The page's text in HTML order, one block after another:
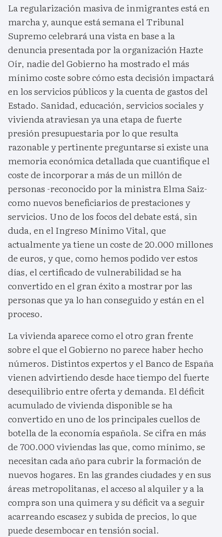
La regularización masiva de inmigrantes está en
marcha y, aunque está semana el Tribunal
Supremo celebrará una vista en base a la
denuncia presentada por la organización Hazte
Oír, nadie del Gobierno ha mostrado el más
mínimo coste sobre cómo esta decisión impactará
en los servicios públicos y la cuenta de gastos del
Estado. Sanidad, educación, servicios sociales y
vivienda atraviesan ya una etapa de fuerte
presión presupuestaria por lo que resulta
razonable y pertinente preguntarse si existe una
memoria económica detallada que cuantifique el
coste de incorporar a más de un millón de
personas -reconocido por la ministra Elma Saiz-
como nuevos beneficiarios de prestaciones y
servicios. Uno de los focos del debate está, sin
duda, en el Ingreso Mínimo Vital, que
actualmente ya tiene un coste de 20.000 millones
de euros, y que, como hemos podido ver estos
días, el certificado de vulnerabilidad se ha
convertido en el gran éxito a mostrar por las
personas que ya lo han conseguido y están en el
proceso.
La vivienda aparece como el otro gran frente
sobre el que el Gobierno no parece haber hecho
números. Distintos expertos y el Banco de España
vienen advirtiendo desde hace tiempo del fuerte
desequilibrio entre oferta y demanda. El déficit
acumulado de vivienda disponible se ha
convertido en uno de los principales cuellos de
botella de la economía española. Se cifra en más
de 700.000 viviendas las que, como mínimo, se
necesitan cada año para cubrir la formación de
nuevos hogares. En las grandes ciudades y en sus
áreas metropolitanas, el acceso al alquiler y a la
compra son una quimera y su déficit va a seguir
acarreando escasez y subida de precios, lo que
puede desembocar en tensión social.